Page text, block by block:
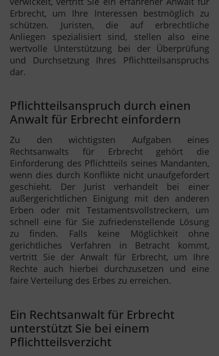
Erbrecht, um Ihre Interessen bestmöglich zu
schützen. Juristen, die auf erbrechtliche
Anliegen spezialisiert sind, stellen also eine
wertvolle Unterstützung bei der Überprüfung
und Durchsetzung Ihres Pflichtteilsanspruchs
dar.
Pflichtteilsanspruch durch einen
Anwalt für Erbrecht einfordern
Zu den wichtigsten Aufgaben eines
Rechtsanwalts für Erbrecht gehört die
Einforderung des Pflichtteils seines Mandanten,
wenn dies durch Konflikte nicht unaufgefordert
geschieht. Der Jurist verhandelt bei einer
außergerichtlichen Einigung mit den anderen
Erben oder mit Testamentsvollstreckern, um
schnell eine für Sie zufriedenstellende Lösung
zu finden. Falls keine Möglichkeit ohne
gerichtliches Verfahren in Betracht kommt,
vertritt Sie der Anwalt für Erbrecht, um Ihre
Rechte auch hierbei durchzusetzen und eine
faire Verteilung des Erbes zu erreichen.
Ein Rechtsanwalt für Erbrecht
unterstützt Sie bei einem
Pflichtteilsverzicht